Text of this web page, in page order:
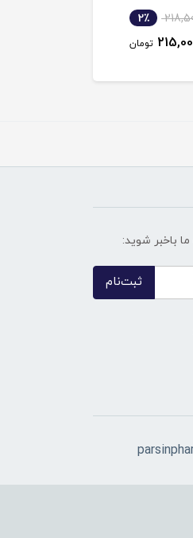
2٪
تومان
باخبر شوید:
ثبت‌نام